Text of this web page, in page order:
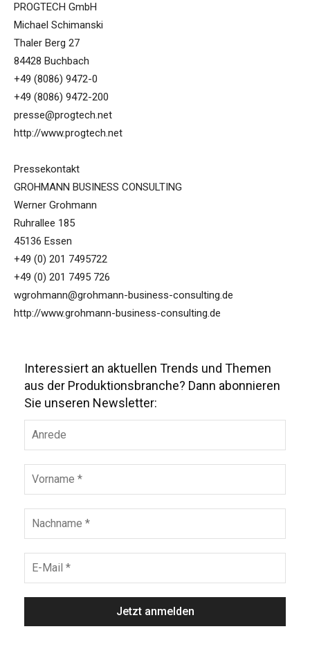
PROGTECH GmbH
Michael Schimanski
Thaler Berg 27
84428 Buchbach
+49 (8086) 9472-0
+49 (8086) 9472-200
presse@progtech.net
http://www.progtech.net
Pressekontakt
GROHMANN BUSINESS CONSULTING
Werner Grohmann
Ruhrallee 185
45136 Essen
+49 (0) 201 7495722
+49 (0) 201 7495 726
wgrohmann@grohmann-business-consulting.de
http://www.grohmann-business-consulting.de
Interessiert an aktuellen Trends und Themen
aus der Produktionsbranche? Dann abonnieren
Sie unseren Newsletter: